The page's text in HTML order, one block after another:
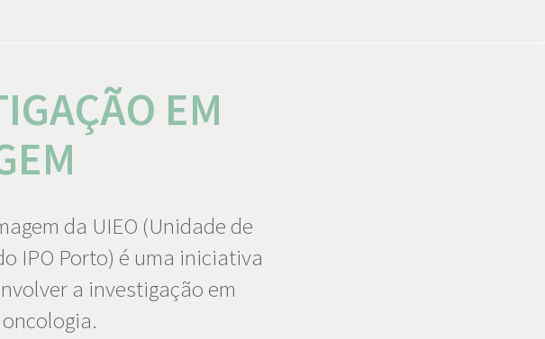
EM
da UIEO (Unidade de
IPO Porto) é uma iniciativa
a investigação em